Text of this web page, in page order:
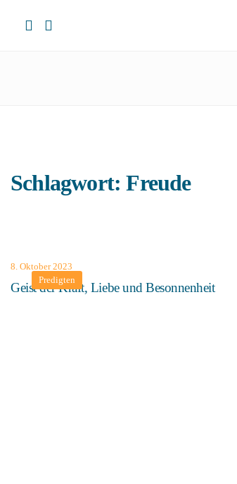
Schlagwort:Freude
Predigten
8. Oktober 2023
Geist der Kraft, Liebe und Besonnenheit